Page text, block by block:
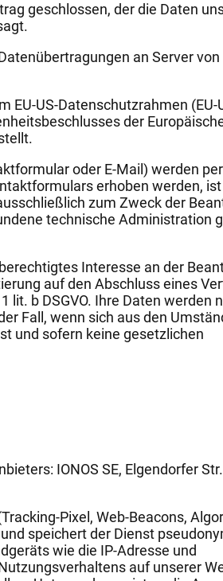
geschlossen, der die Daten
an Server
EU-US-Datenschutzrahmen (EU-
der
oder E-Mail) werden
erhoben werden,
zum Zweck der
technische Administration
Interesse an der
auf den Abschluss eines
b DSGVO. Ihre Daten werden
Fall, wenn sich aus den
und sofern keine gesetzlichen
IONOS SE, Elgendorfer
Pixel, Web-Beacons,
speichert der Dienst
wie die IP-Adresse und
auf unserer